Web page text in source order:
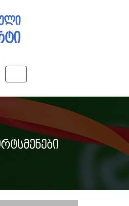
navigation